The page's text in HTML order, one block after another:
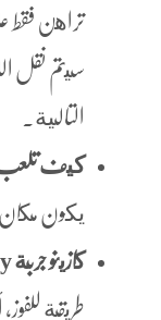
تراهن فقط
سيتم نقل
التالية.
كيف تلعب
يكون مكان
كازينو جربة Yyy
طريقة